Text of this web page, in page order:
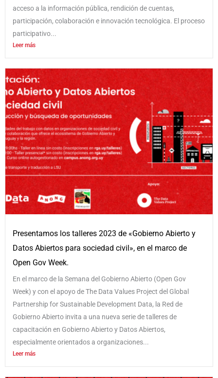
acceso a la información pública, rendición de cuentas,
participación, colaboración e innovación tecnológica. El proceso
participativo...
Leer más
Presentamos los talleres 2023 de «Gobierno Abierto y
Datos Abiertos para sociedad civil», en el marco de
Open Gov Week.
En el marco de la Semana del Gobierno Abierto (Open Gov
Week) y con el apoyo de The Data Values Project del Global
Partnership for Sustainable Development Data, la Red de
Gobierno Abierto invita a una nueva serie de talleres de
capacitación en Gobierno Abierto y Datos Abiertos,
especialmente orientados a organizaciones...
Leer más